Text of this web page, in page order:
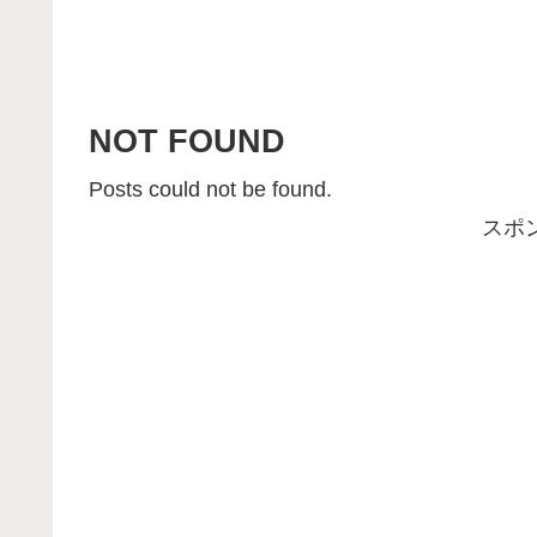
NOT FOUND
Posts could not be found.
スポ